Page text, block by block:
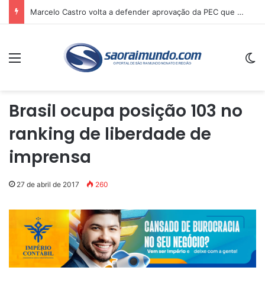
Marcelo Castro volta a defender aprovação da PEC que acaba com a escala 6×1 e avalia clima no Senado
Menu
Brasil ocupa posição 103 no
ranking de liberdade de
imprensa
27 de abril de 2017 260